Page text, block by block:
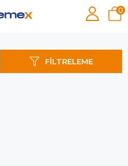
0
FILTRELEME